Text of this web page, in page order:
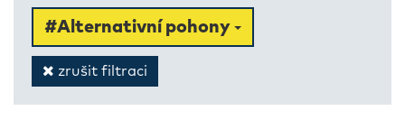
#Alternativní pohony
zrušit filtraci